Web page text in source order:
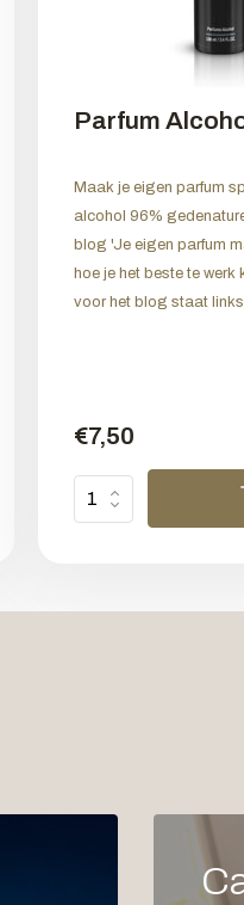
Parfum
Maak je eigen parfum
alcohol 96%
blog 'Je eigen parfum
hoe je het beste te werk
voor het blog staat
€7,50